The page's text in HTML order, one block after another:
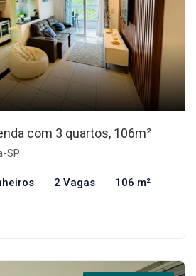
com 3 quartos, 106m²
SP
2 Vagas 106 m²